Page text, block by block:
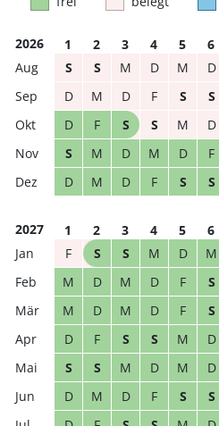
2026 1 2 3 4 5 6
S
S M D M D
D
M D F S S
D
F S S M D
S
M D M D F
D
M D F S S
2027 1 2 3 4 5 6
F
S S M D M
M
D M D F S
M
D M D F S
D
F S S M D
S
S M D M D
D
M D F S S